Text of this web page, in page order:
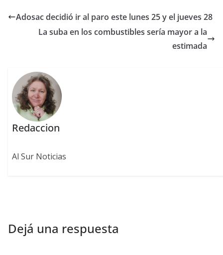
Adosac decidió ir al paro este lunes 25 y el jueves 28
La suba en los combustibles sería mayor a la
estimada
Redaccion
Al Sur Noticias
Dejá una respuesta